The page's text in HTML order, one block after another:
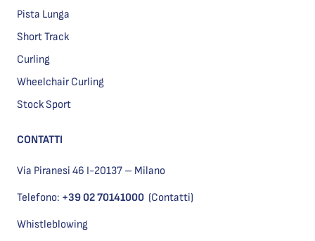
Pista Lunga
Short Track
Curling
Wheelchair Curling
Stock Sport
CONTATTI
Via Piranesi 46 I-20137 – Milano
Telefono: +39 02 70141000 (Contatti)
Whistleblowing